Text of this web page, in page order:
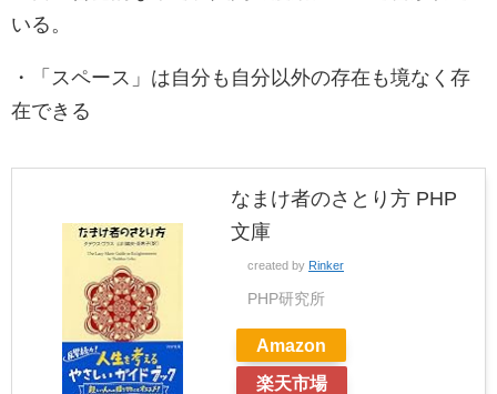
いる。
・「スペース」は自分も自分以外の存在も境なく存
在できる
なまけ者のさとり方 PHP
文庫
created by Rinker
PHP研究所
Amazon
楽天市場